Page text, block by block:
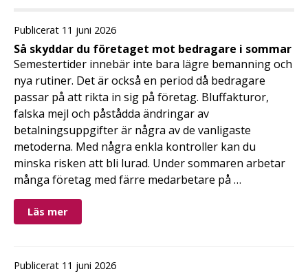
Publicerat 11 juni 2026
Så skyddar du företaget mot bedragare i sommar
Semestertider innebär inte bara lägre bemanning och
nya rutiner. Det är också en period då bedragare
passar på att rikta in sig på företag. Bluffakturor,
falska mejl och påstådda ändringar av
betalningsuppgifter är några av de vanligaste
metoderna. Med några enkla kontroller kan du
minska risken att bli lurad. Under sommaren arbetar
många företag med färre medarbetare på …
Läs mer
Publicerat 11 juni 2026